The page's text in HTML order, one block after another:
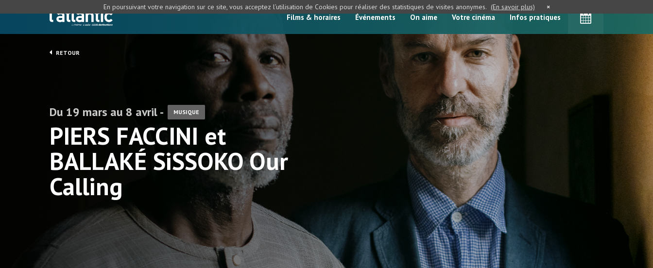
Films & horaires Événements On aime Votre cinéma Infos pratiques
RETOUR
Du 19 mars au 8 avril - MUSIQUE
PIERS FACCINI et
BALLAKÉ SiSSOKO Our
Calling
En poursuivant votre navigation sur ce site, vous acceptez l’utilisation de Cookies pour réaliser des statistiques de visites anonymes. (En savoir plus) ×